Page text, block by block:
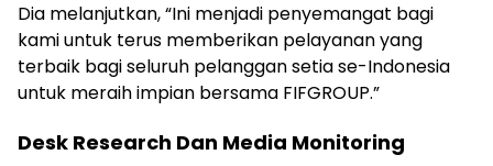
Dia melanjutkan, “Ini menjadi penyemangat bagi
kami untuk terus memberikan pelayanan yang
terbaik bagi seluruh pelanggan setia se-Indonesia
untuk meraih impian bersama FIFGROUP.”
Desk Research Dan Media Monitoring